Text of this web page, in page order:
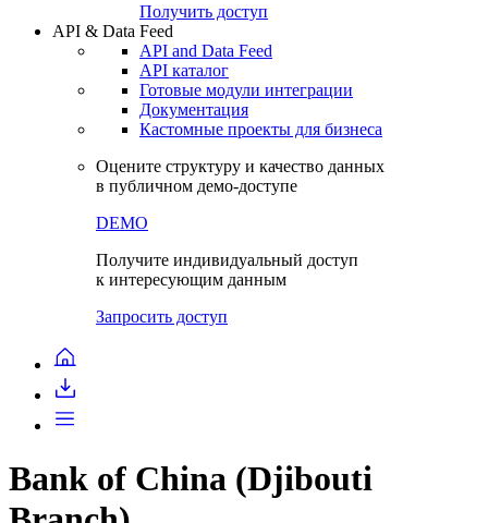
Получить доступ
API & Data Feed
API and Data Feed
API каталог
Готовые модули интеграции
Документация
Кастомные проекты для бизнеса
Оцените структуру и качество данных
в публичном демо-доступе
DEMO
Получите индивидуальный доступ
к интересующим данным
Запросить доступ
Bank of China (Djibouti